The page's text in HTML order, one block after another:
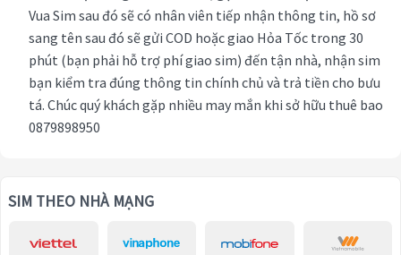
Vua Sim sau đó sẽ có nhân viên tiếp nhận thông tin, hồ sơ
sang tên sau đó sẽ gửi COD hoặc giao Hỏa Tốc trong 30
phút (bạn phải hỗ trợ phí giao sim) đến tận nhà, nhận sim
bạn kiểm tra đúng thông tin chính chủ và trả tiền cho bưu
tá. Chúc quý khách gặp nhiều may mắn khi sở hữu thuê bao
0879898950
SIM THEO NHÀ MẠNG